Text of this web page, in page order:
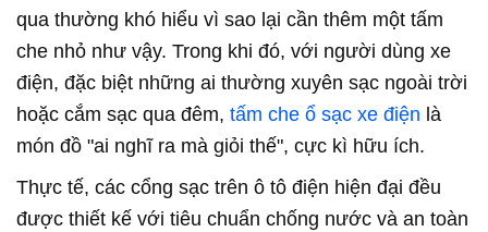
qua thường khó hiểu vì sao lại cần thêm một tấm
che nhỏ như vậy. Trong khi đó, với người dùng xe
điện, đặc biệt những ai thường xuyên sạc ngoài trời
hoặc cắm sạc qua đêm, tấm che ổ sạc xe điện là
món đồ "ai nghĩ ra mà giỏi thế", cực kì hữu ích.
Thực tế, các cổng sạc trên ô tô điện hiện đại đều
được thiết kế với tiêu chuẩn chống nước và an toàn